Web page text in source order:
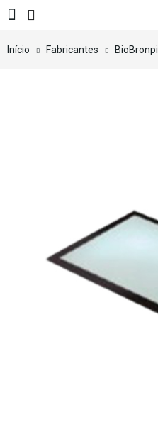
Início Fabricantes BioBronpi